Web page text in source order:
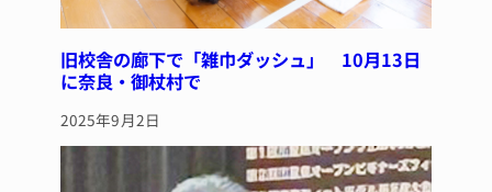
旧校舎の廊下で「雑巾ダッシュ」 10月13日
に奈良・御杖村で
2025年9月2日